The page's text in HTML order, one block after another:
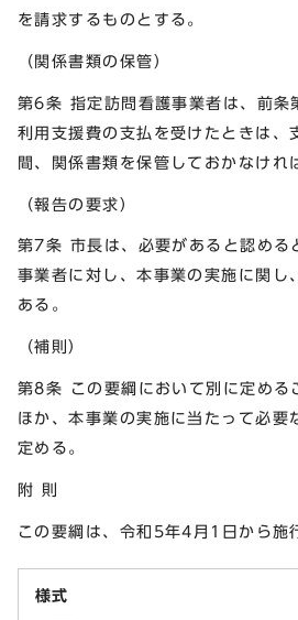
を請求するものとする。
（関係書類の保管）
第6条 指定訪問看護事業者は、前条
利用支援費の支払を受けたときは、
間、関係書類を保管しておかなけれ
（報告の要求）
第7条 市長は、必要があると認める
事業者に対し、本事業の実施に関し
ある。
（補則）
第8条 この要綱において別に定める
ほか、本事業の実施に当たって必要
定める。
附 則
この要綱は、令和5年4月1日から施
様式